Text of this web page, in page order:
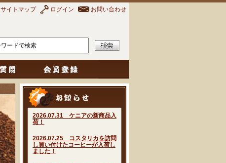
サイトマップ ログイン お問い合わせ
2026.07.31 ケニアの新商品入
荷！
2026.07.25 コスタリカを訪問
し買い付けたコーヒーが入荷し
ました！